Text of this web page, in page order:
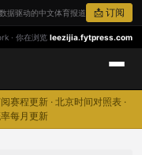
据驱动的中文体育报道 📩 订阅
· 你在浏览 leezijia.fytpress.com
赛程更新 · 北京时间对照表 ·
每月更新